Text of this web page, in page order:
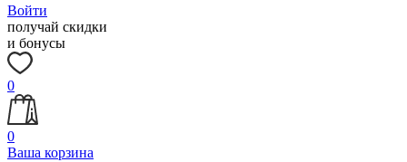
Войти
получай скидки
и бонусы
0
0
Ваша корзина